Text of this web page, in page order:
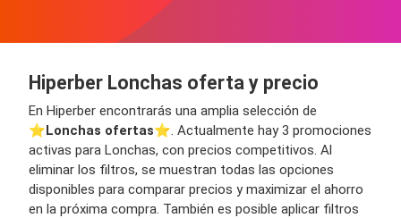
Hiperber Lonchas oferta y precio
En Hiperber encontrarás una amplia selección de
⭐️Lonchas ofertas⭐️. Actualmente hay 3 promociones
activas para Lonchas, con precios competitivos. Al
eliminar los filtros, se muestran todas las opciones
disponibles para comparar precios y maximizar el ahorro
en la próxima compra. También es posible aplicar filtros